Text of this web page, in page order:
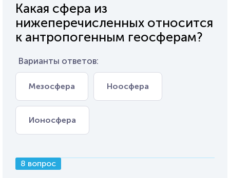
Какая сфера из
нижеперечисленных относится
к антропогенным геосферам?
Варианты ответов:
Мезосфера Ноосфера
Ионосфера
8 вопрос